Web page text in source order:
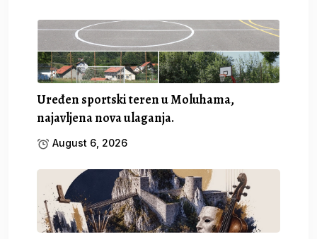
Uređen sportski teren u Moluhama,
najavljena nova ulaganja.
August 6, 2026